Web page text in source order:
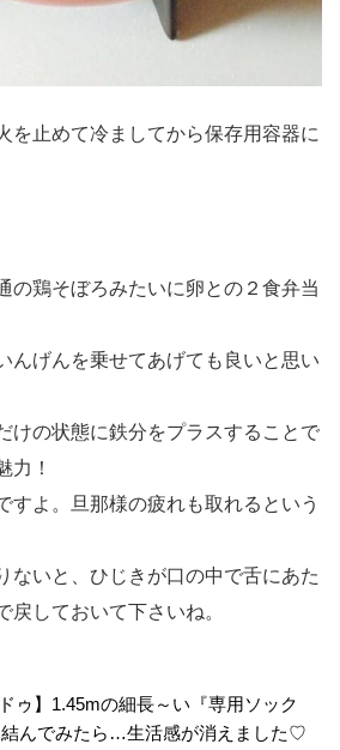
を止めて冷ましてから保存用容器に
の鶏そぼろみたいに卵との２食弁当
んげんを乗せてあげても良いと思い
けの状態に鉄分をプラスすることで
力！
すよ。旦那様の疲れも取れるという
ないと、ひじきが口の中で舌にあた
戻しておいて下さいね。
ゥ】1.45mの細長～い『専用ソック
結んでみたら…生活感が消えました♡